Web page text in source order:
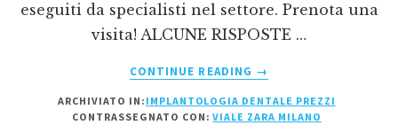
eseguiti da specialisti nel settore. Prenota una
visita! ALCUNE RISPOSTE …
CONTINUE READING
INFOIMPLANTOLOGIA
PREZZI
VIALE
→
ARCHIVIATO IN: IMPLANTOLOGIA DENTALE PREZZI
CONTRASSEGNATO CON:VIALE ZARA MILANO